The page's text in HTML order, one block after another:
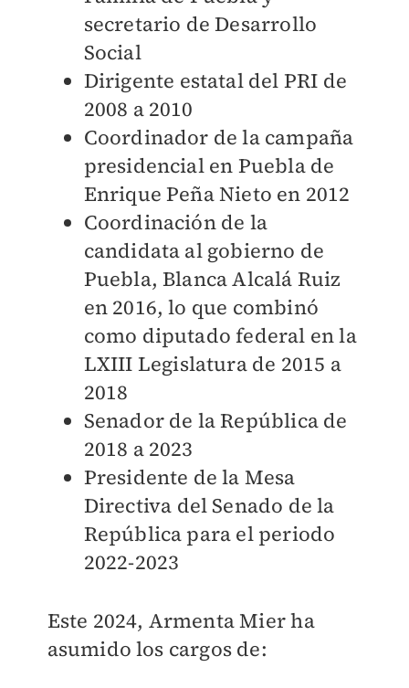
secretario de Desarrollo
Social
Dirigente estatal del PRI de
2008 a 2010
Coordinador de la campaña
presidencial en Puebla de
Enrique Peña Nieto en 2012
Coordinación de la
candidata al gobierno de
Puebla, Blanca Alcalá Ruiz
en 2016, lo que combinó
como diputado federal en la
LXIII Legislatura de 2015 a
2018
Senador de la República de
2018 a 2023
Presidente de la Mesa
Directiva del Senado de la
República para el periodo
2022-2023
Este 2024, Armenta Mier ha
asumido los cargos de: